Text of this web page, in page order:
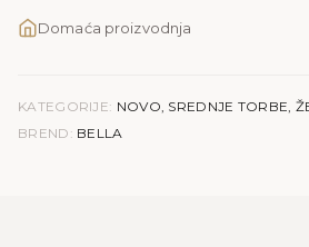
Domaća proizvodnja
KATEGORIJE: NOVO, SREDNJE TORBE,
BREND: BELLA